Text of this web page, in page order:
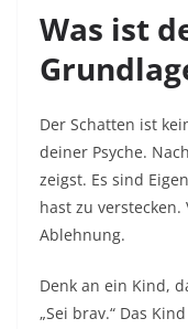
Was ist
Der Schatten ist
deiner Psyche.
zeigst. Es sind
hast zu
Ablehnung.​
Denk an ein Kind,
„Sei brav.“ Das